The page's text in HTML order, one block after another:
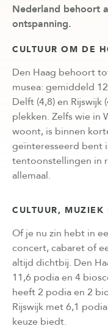
Nederland behoort
ontspanning.
CULTUUR OM DE
Den Haag behoort
musea: gemiddeld
Delft (4,8) en
plekken. Zelfs wie in
woont, is binnen
geïnteresseerd bent
tentoonstellingen in
allemaal.
CULTUUR,
Of je nu zin hebt in
concert, cabaret of
altijd dichtbij. Den
11,6 podia en 4
heeft 2 podia en 2
Rijswijk met 6,1
keuze biedt.